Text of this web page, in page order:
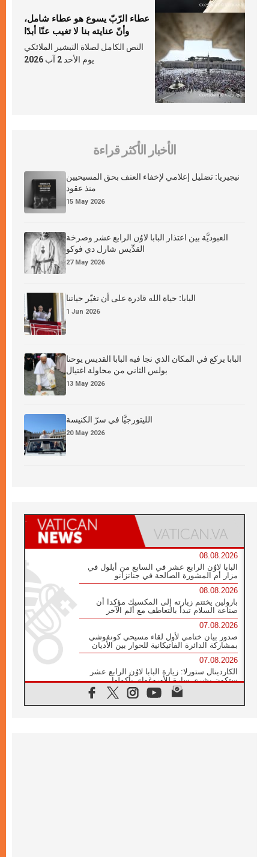
عطاء الرّبّ يسوع هو عطاء شامل،
وأنّ عنايته بنا لا تغيب عنّا أبدًا
النص الكامل لصلاة التبشير الملائكي
يوم الأحد 2 آب 2026
الأخبار الأكثر قراءة
نيجيريا: تضليل إعلامي لإخفاء العنف بحق المسيحيين
منذ عقود
15 May 2026
العبوديَّة بين اعتذار البابا لاوُن الرابع عشر وصرخة
القدِّيس شارل دي فوكو
27 May 2026
البابا: حياة الله قادرة على أن تغيّر حياتنا
1 Jun 2026
البابا يركع في المكان الذي نجا فيه البابا القديس يوحنا
بولس الثاني من محاولة اغتيال
13 May 2026
الليتورجيَّا في سرّ الكنيسة
20 May 2026
08.08.2026
البابا لاوُن الرابع عشر في السابع من أيلول في
مزار أم المشورة الصالحة في جناتزانو
08.08.2026
بارولين يختتم زيارته إلى المكسيك مؤكدا أن
صناعة السلام تبدأ بالتعاطف مع ألم الآخر
07.08.2026
صدور بيان ختامي لأول لقاء مسيحي كونفوشي
بمشاركة الدائرة الفاتيكانية للحوار بين الأديان
07.08.2026
الكاردينال ستورلا: زيارة البابا لاوُن الرابع عشر
ستكون بشرى سارة للأوروغواي بأكملها
الفاتيكان يعلن برنامج الزيارة الرسولية للبابا لاوُن